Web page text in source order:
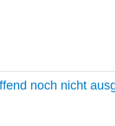
noch nicht